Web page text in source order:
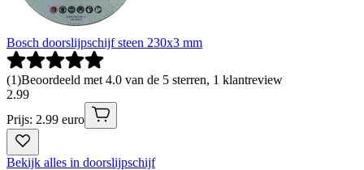
Bosch doorslijpschijf steen 230x3 mm
(1)Beoordeeld met 4.0 van de 5 sterren, 1 klantreview
2.99
Prijs: 2.99 euro
Bekijk alles in doorslijpschijf